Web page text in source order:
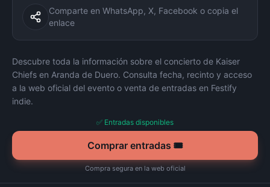
Comparte en WhatsApp, X, Facebook o copia el
enlace
Descubre toda la información sobre el concierto de Kaiser
Chiefs en Aranda de Duero. Consulta fecha, recinto y acceso
a la web oficial del evento o venta de entradas en Festify
indie.
✅ Entradas disponibles
Comprar entradas 🎟️
Compra segura en la web oficial